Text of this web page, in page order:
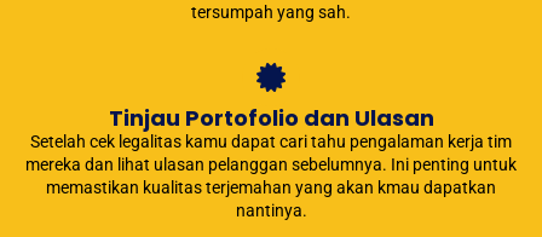
tersumpah yang sah.
Tinjau Portofolio dan Ulasan
Setelah cek legalitas kamu dapat cari tahu pengalaman kerja tim
mereka dan lihat ulasan pelanggan sebelumnya. Ini penting untuk
memastikan kualitas terjemahan yang akan kmau dapatkan
nantinya.